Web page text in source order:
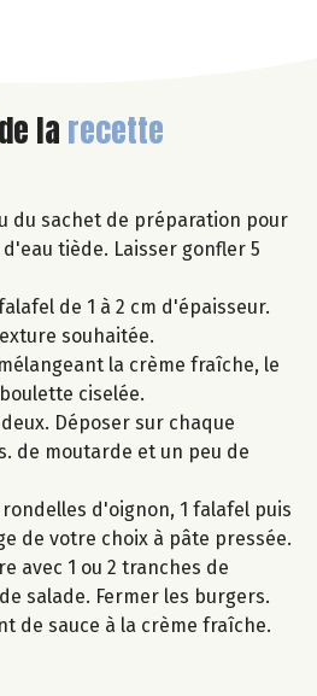
de la recette
du sachet de préparation pour
tiède. Laisser gonfler 5
de 1 à 2 cm d'épaisseur.
souhaitée.
la crème fraîche, le
ciselée.
Déposer sur chaque
de moutarde et un peu de
d'oignon, 1 falafel puis
de votre choix à pâte pressée.
avec 1 ou 2 tranches de
salade. Fermer les burgers.
de sauce à la crème fraîche.